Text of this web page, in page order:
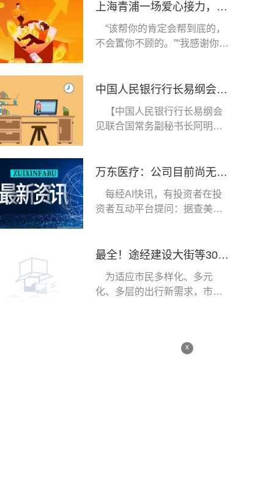
上海青浦一场爱心接力，江苏东台瓜农10万斤滞销西瓜5天卖完
“该帮你的肯定会帮到底的，
不会置你不顾的。”“我感谢你
中国人民银行行长易纲会见联合国常务副秘书长阿明娜·穆罕默德|天天简讯
【中国人民银行行长易纲会
见联合国常务副秘书长阿明娜·
万东医疗：公司目前尚无光子技术CT研发项目
每经AI快讯，有投资者在投
资者互动平台提问：据查美的
最全！途经建设大街等30条公交线路有大变化
为适应市民多样化、多元
化、多层的出行新需求，市公
x